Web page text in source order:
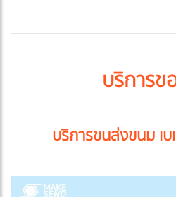
บริการข
บริการขนส่งขนม เ